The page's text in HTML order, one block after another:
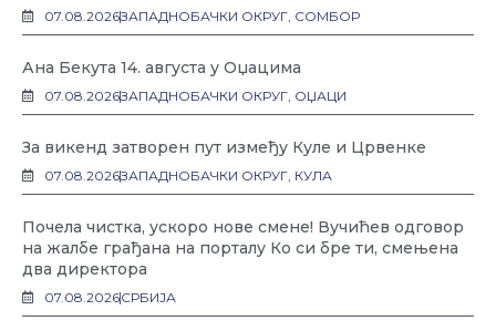
07.08.2026ЗАПАДНОБАЧКИ ОКРУГ, СОМБОР
Ана Бекута 14. августа у Оџацима
07.08.2026ЗАПАДНОБАЧКИ ОКРУГ, ОЏАЦИ
За викенд затворен пут између Куле и Црвенке
07.08.2026ЗАПАДНОБАЧКИ ОКРУГ, КУЛА
Почела чистка, ускоро нове смене! Вучићев одговор
на жалбе грађана на порталу Ко си бре ти, смењена
два директора
07.08.2026СРБИЈА